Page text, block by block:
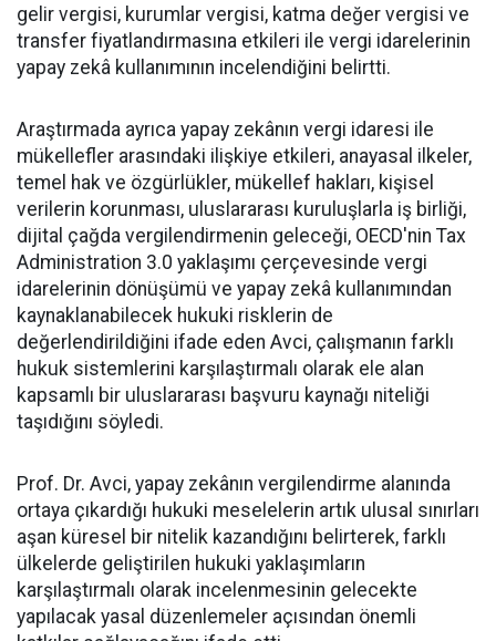
gelir vergisi, kurumlar vergisi, katma değer vergisi ve
transfer fiyatlandırmasına etkileri ile vergi idarelerinin
yapay zekâ kullanımının incelendiğini belirtti.
Araştırmada ayrıca yapay zekânın vergi idaresi ile
mükellefler arasındaki ilişkiye etkileri, anayasal ilkeler,
temel hak ve özgürlükler, mükellef hakları, kişisel
verilerin korunması, uluslararası kuruluşlarla iş birliği,
dijital çağda vergilendirmenin geleceği, OECD'nin Tax
Administration 3.0 yaklaşımı çerçevesinde vergi
idarelerinin dönüşümü ve yapay zekâ kullanımından
kaynaklanabilecek hukuki risklerin de
değerlendirildiğini ifade eden Avci, çalışmanın farklı
hukuk sistemlerini karşılaştırmalı olarak ele alan
kapsamlı bir uluslararası başvuru kaynağı niteliği
taşıdığını söyledi.
Prof. Dr. Avci, yapay zekânın vergilendirme alanında
ortaya çıkardığı hukuki meselelerin artık ulusal sınırları
aşan küresel bir nitelik kazandığını belirterek, farklı
ülkelerde geliştirilen hukuki yaklaşımların
karşılaştırmalı olarak incelenmesinin gelecekte
yapılacak yasal düzenlemeler açısından önemli